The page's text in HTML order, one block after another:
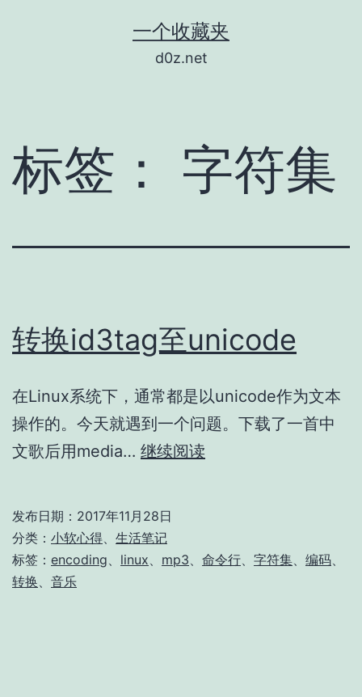
一个收藏夹
d0z.net
标签： 字符集
转换id3tag至unicode
在Linux系统下，通常都是以unicode作为文本
操作的。今天就遇到一个问题。下载了一首中
文歌后用media… 继续阅读
unicode
发布日期： 2017年11月28日
分类： 小软心得
生活笔记
标签： encoding linux mp3 命令行 字符集 编码
转换
音乐